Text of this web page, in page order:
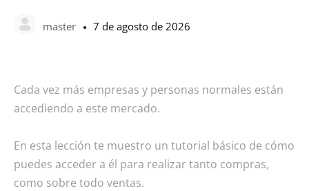
master 7 de agosto de 2026
Cada vez más empresas y personas normales están
accediendo a este mercado.
En esta lección te muestro un tutorial básico de cómo
puedes acceder a él para realizar tanto compras,
como sobre todo ventas.